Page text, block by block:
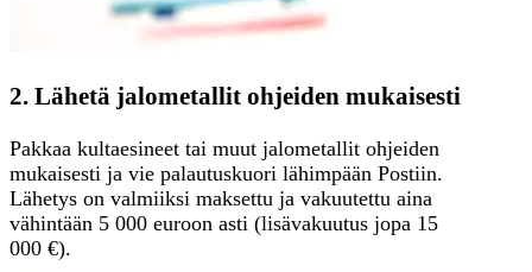
2. Lähetä jalometallit ohjeiden mukaisesti
Pakkaa kultaesineet tai muut jalometallit ohjeiden
mukaisesti ja vie palautuskuori lähimpään Postiin.
Lähetys on valmiiksi maksettu ja vakuutettu aina
vähintään 5 000 euroon asti (lisävakuutus jopa 15
000 €).